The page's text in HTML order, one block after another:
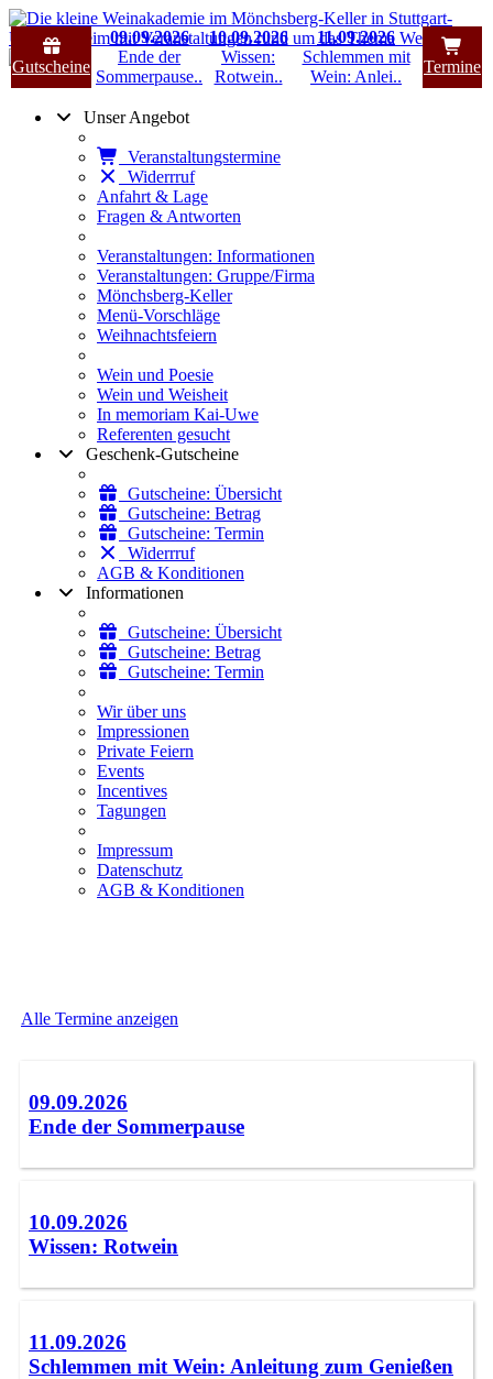
Gutscheine
09.09.2026
Ende der
Sommerpause..
10.09.2026
Wissen:
Rotwein..
11.09.2026
Schlemmen mit
Wein: Anlei..
Termine
Unser Angebot
Veranstaltungstermine
Widerrruf
Anfahrt & Lage
Fragen & Antworten
Veranstaltungen: Informationen
Veranstaltungen: Gruppe/Firma
Mönchsberg-Keller
Menü-Vorschläge
Weihnachtsfeiern
Wein und Poesie
Wein und Weisheit
In memoriam Kai-Uwe
Referenten gesucht
Geschenk-Gutscheine
Gutscheine: Übersicht
Gutscheine: Betrag
Gutscheine: Termin
Widerrruf
AGB & Konditionen
Informationen
Gutscheine: Übersicht
Gutscheine: Betrag
Gutscheine: Termin
Wir über uns
Impressionen
Private Feiern
Events
Incentives
Tagungen
Impressum
Datenschutz
AGB & Konditionen
Alle Termine anzeigen
09.09.2026
Ende der Sommerpause
10.09.2026
Wissen: Rotwein
11.09.2026
Schlemmen mit Wein: Anleitung zum Genießen